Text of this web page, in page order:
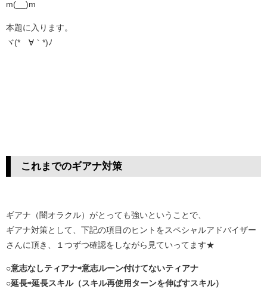
m(__)m
本題に入ります。
ヾ(*´∀｀*)ﾉ
これまでのギアナ対策
ギアナ（闇オラクル）がとっても強いということで、
ギアナ対策として、下記の項目のヒントをスペシャルアドバイザー
さんに頂き、１つずつ確認をしながら見ていってます★
○意志なしティアナ⇨意志ルーン付けてないティアナ
○延長⇨延長スキル（スキル再使用ターンを伸ばすスキル）